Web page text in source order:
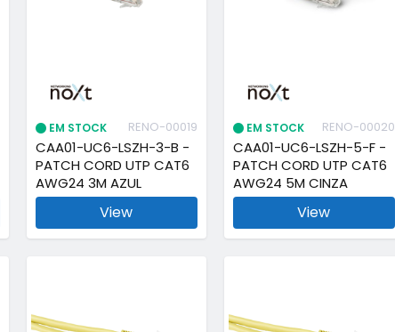
EM STOCK RENO-00019
CAA01-UC6-LSZH-3-B -
PATCH CORD UTP CAT6
AWG24 3M AZUL
View
EM STOCK RENO-00020
CAA01-UC6-LSZH-5-F -
PATCH CORD UTP CAT6
AWG24 5M CINZA
View